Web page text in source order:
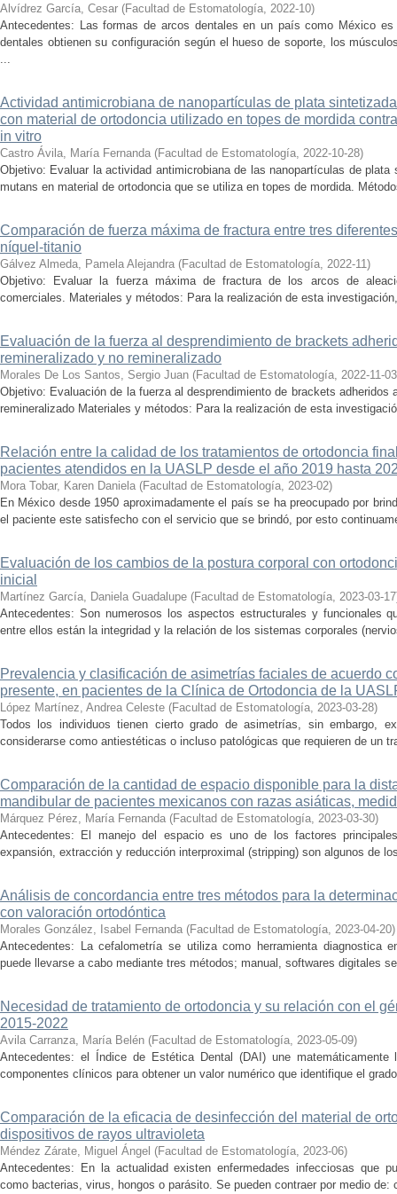
Alvídrez García, Cesar (Facultad de Estomatología, 2022-10)
Antecedentes: Las formas de arcos dentales en un país como México
dentales obtienen su configuración según el hueso de soporte, los
...
Actividad antimicrobiana de nanopartículas de plata
con material de ortodoncia utilizado en topes de mordida
in vitro
Castro Ávila, María Fernanda (Facultad de Estomatología, 2022-10-28)
Objetivo: Evaluar la actividad antimicrobiana de las nanopartículas de
mutans en material de ortodoncia que se utiliza en topes de mordida.
Comparación de fuerza máxima de fractura entre tres
níquel-titanio
Gálvez Almeda, Pamela Alejandra (Facultad de Estomatología, 2022-11)
Objetivo: Evaluar la fuerza máxima de fractura de los arcos de
comerciales. Materiales y métodos: Para la realización de esta
Evaluación de la fuerza al desprendimiento de brackets
remineralizado y no remineralizado
Morales De Los Santos, Sergio Juan (Facultad de Estomatología, 2022-11-03
Objetivo: Evaluación de la fuerza al desprendimiento de brackets adheridos
remineralizado Materiales y métodos: Para la realización de esta
Relación entre la calidad de los tratamientos de ortodoncia
pacientes atendidos en la UASLP desde el año 2019 hasta
Mora Tobar, Karen Daniela (Facultad de Estomatología, 2023-02)
En México desde 1950 aproximadamente el país se ha preocupado por
el paciente este satisfecho con el servicio que se brindó, por esto
Evaluación de los cambios de la postura corporal con
inicial
Martínez García, Daniela Guadalupe (Facultad de Estomatología, 2023-03-17
Antecedentes: Son numerosos los aspectos estructurales y funcionales
entre ellos están la integridad y la relación de los sistemas corporales
Prevalencia y clasificación de asimetrías faciales de acuerdo
presente, en pacientes de la Clínica de Ortodoncia de la
López Martínez, Andrea Celeste (Facultad de Estomatología, 2023-03-28)
Todos los individuos tienen cierto grado de asimetrías, sin embargo,
considerarse como antiestéticas o incluso patológicas que requieren de un
Comparación de la cantidad de espacio disponible para la
mandibular de pacientes mexicanos con razas asiáticas,
Márquez Pérez, María Fernanda (Facultad de Estomatología, 2023-03-30)
Antecedentes: El manejo del espacio es uno de los factores
expansión, extracción y reducción interproximal (stripping) son algunos de
Análisis de concordancia entre tres métodos para la
con valoración ortodóntica
Morales González, Isabel Fernanda (Facultad de Estomatología, 2023-04-20)
Antecedentes: La cefalometría se utiliza como herramienta diagnostica
puede llevarse a cabo mediante tres métodos; manual, softwares digitales
Necesidad de tratamiento de ortodoncia y su relación con el
2015-2022
Avila Carranza, María Belén (Facultad de Estomatología, 2023-05-09)
Antecedentes: el Índice de Estética Dental (DAI) une
componentes clínicos para obtener un valor numérico que identifique el
Comparación de la eficacia de desinfección del material de
dispositivos de rayos ultravioleta
Méndez Zárate, Miguel Ángel (Facultad de Estomatología, 2023-06)
Antecedentes: En la actualidad existen enfermedades infecciosas que
como bacterias, virus, hongos o parásito. Se pueden contraer por medio